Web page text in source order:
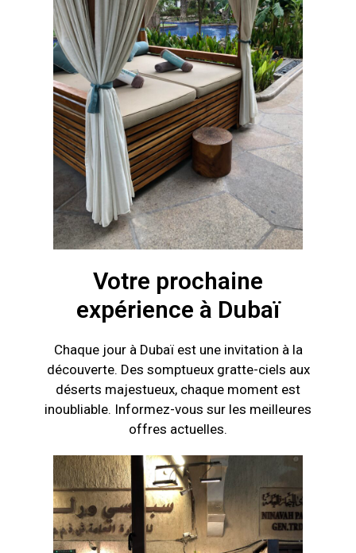
Votre prochaine
expérience à Dubaï
Chaque jour à Dubaï est une invitation à la
découverte. Des somptueux gratte-ciels aux
déserts majestueux, chaque moment est
inoubliable. Informez-vous sur les meilleures
offres actuelles.